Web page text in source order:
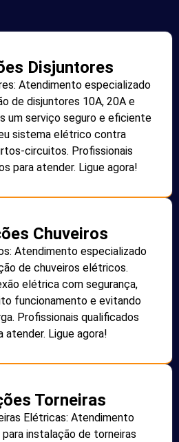
Disjuntores
Atendimento especializado
de disjuntores 10A, 20A e
um serviço seguro e eficiente
sistema elétrico contra
circuitos. Profissionais
para atender. Ligue agora!
Chuveiros
Atendimento especializado
de chuveiros elétricos.
elétrica com segurança,
funcionamento e evitando
Profissionais qualificados
atender. Ligue agora!
Torneiras
Elétricas: Atendimento
instalação de torneiras